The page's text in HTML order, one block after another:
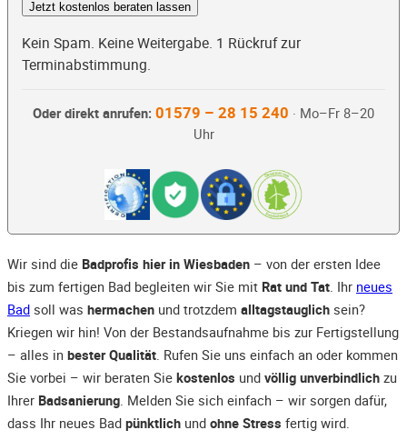
Jetzt kostenlos beraten lassen
Kein Spam. Keine Weitergabe. 1 Rückruf zur
Terminabstimmung.
Oder direkt anrufen: 01579 – 28 15 240 · Mo–Fr 8–20
Uhr
Wir sind die Badprofis hier in Wiesbaden – von der ersten Idee
bis zum fertigen Bad begleiten wir Sie mit Rat und Tat. Ihr neues
Bad soll was hermachen und trotzdem alltagstauglich sein?
Kriegen wir hin! Von der Bestandsaufnahme bis zur Fertigstellung
– alles in bester Qualität. Rufen Sie uns einfach an oder kommen
Sie vorbei – wir beraten Sie kostenlos und völlig unverbindlich zu
Ihrer Badsanierung. Melden Sie sich einfach – wir sorgen dafür,
dass Ihr neues Bad pünktlich und ohne Stress fertig wird.